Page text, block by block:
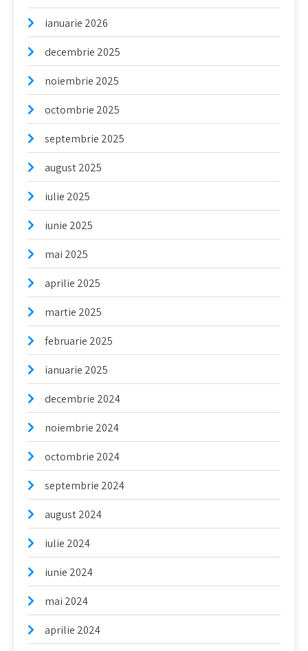
ianuarie 2026
decembrie 2025
noiembrie 2025
octombrie 2025
septembrie 2025
august 2025
iulie 2025
iunie 2025
mai 2025
aprilie 2025
martie 2025
februarie 2025
ianuarie 2025
decembrie 2024
noiembrie 2024
octombrie 2024
septembrie 2024
august 2024
iulie 2024
iunie 2024
mai 2024
aprilie 2024